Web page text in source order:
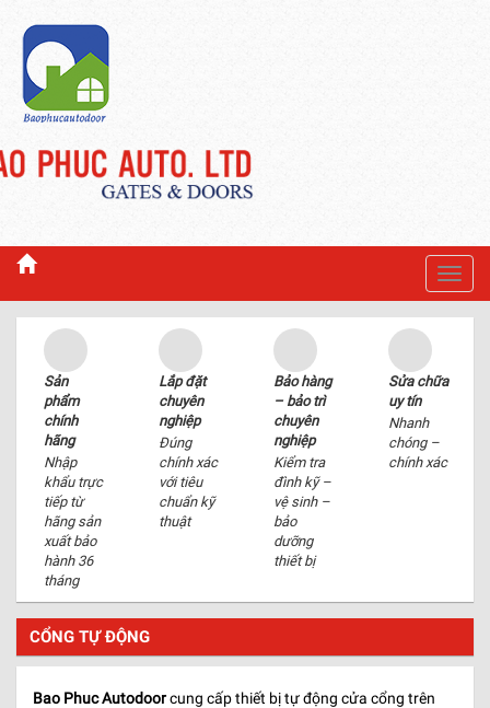
Sản
phẩm
chính
hãng
Nhập
khẩu trực
tiếp từ
hãng sản
xuất bảo
hành 36
tháng
Lắp đặt
chuyên
nghiệp
Đúng
chính xác
với tiêu
chuẩn kỹ
thuật
Bảo hàng
– bảo trì
chuyên
nghiệp
Kiểm tra
đình kỹ –
vệ sinh –
bảo
dưỡng
thiết bị
Sửa chữa
uy tín
Nhanh
chóng –
chính xác
CỔNG TỰ ĐỘNG
Bao Phuc Autodoorcung cấp thiết bị tự động cửa cổng trên